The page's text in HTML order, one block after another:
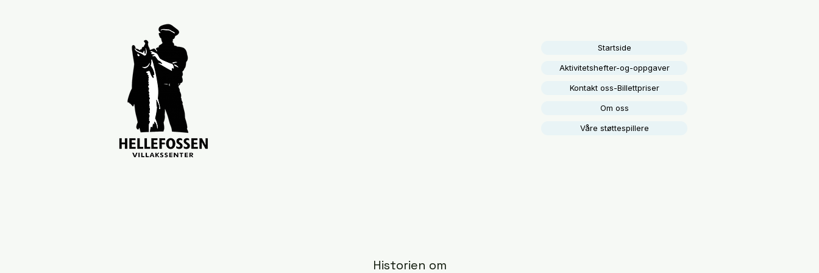
Startside
Aktivitetshefter-og-oppgaver
Kontakt oss-Billettpriser
Om oss
Våre støttespillere
Historien om